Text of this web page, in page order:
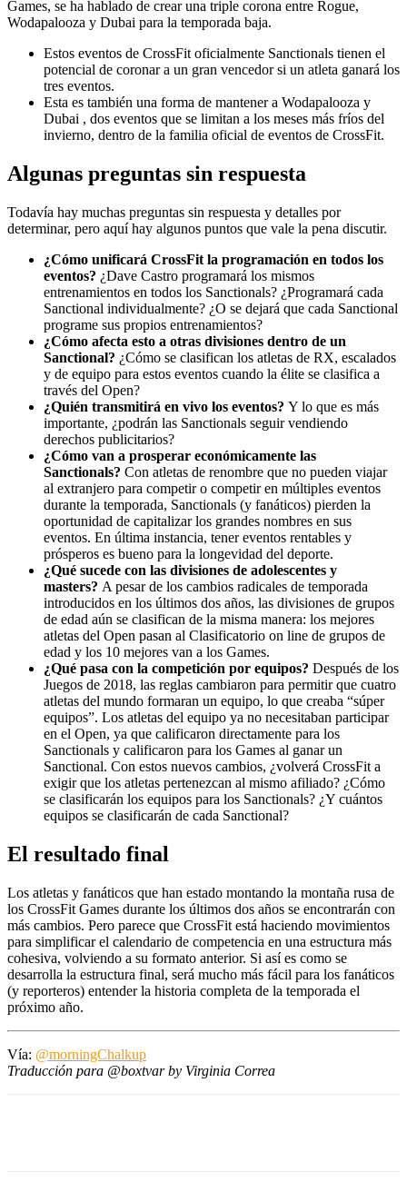
Games, se ha hablado de crear una triple corona entre Rogue,
Wodapalooza y Dubai para la temporada baja.
Estos eventos de CrossFit oficialmente Sanctionals tienen el
potencial de coronar a un gran vencedor si un atleta ganará los
tres eventos.
Esta es también una forma de mantener a Wodapalooza y
Dubai , dos eventos que se limitan a los meses más fríos del
invierno, dentro de la familia oficial de eventos de CrossFit.
Algunas preguntas sin respuesta
Todavía hay muchas preguntas sin respuesta y detalles por
determinar, pero aquí hay algunos puntos que vale la pena discutir.
¿Cómo unificará CrossFit la programación en todos los
eventos? ¿Dave Castro programará los mismos
entrenamientos en todos los Sanctionals? ¿Programará cada
Sanctional individualmente? ¿O se dejará que cada Sanctional
programe sus propios entrenamientos?
¿Cómo afecta esto a otras divisiones dentro de un
Sanctional? ¿Cómo se clasifican los atletas de RX, escalados
y de equipo para estos eventos cuando la élite se clasifica a
través del Open?
¿Quién transmitirá en vivo los eventos? Y lo que es más
importante, ¿podrán las Sanctionals seguir vendiendo
derechos publicitarios?
¿Cómo van a prosperar económicamente las
Sanctionals? Con atletas de renombre que no pueden viajar
al extranjero para competir o competir en múltiples eventos
durante la temporada, Sanctionals (y fanáticos) pierden la
oportunidad de capitalizar los grandes nombres en sus
eventos. En última instancia, tener eventos rentables y
prósperos es bueno para la longevidad del deporte.
¿Qué sucede con las divisiones de adolescentes y
masters? A pesar de los cambios radicales de temporada
introducidos en los últimos dos años, las divisiones de grupos
de edad aún se clasifican de la misma manera: los mejores
atletas del Open pasan al Clasificatorio on line de grupos de
edad y los 10 mejores van a los Games.
¿Qué pasa con la competición por equipos? Después de los
Juegos de 2018, las reglas cambiaron para permitir que cuatro
atletas del mundo formaran un equipo, lo que creaba “súper
equipos”. Los atletas del equipo ya no necesitaban participar
en el Open, ya que calificaron directamente para los
Sanctionals y calificaron para los Games al ganar un
Sanctional. Con estos nuevos cambios, ¿volverá CrossFit a
exigir que los atletas pertenezcan al mismo afiliado? ¿Cómo
se clasificarán los equipos para los Sanctionals? ¿Y cuántos
equipos se clasificarán de cada Sanctional?
El resultado final
Los atletas y fanáticos que han estado montando la montaña rusa de
los CrossFit Games durante los últimos dos años se encontrarán con
más cambios. Pero parece que CrossFit está haciendo movimientos
para simplificar el calendario de competencia en una estructura más
cohesiva, volviendo a su formato anterior. Si así es como se
desarrolla la estructura final, será mucho más fácil para los fanáticos
(y reporteros) entender la historia completa de la temporada el
próximo año.
Vía: @morningChalkup
Traducción para @boxtvar by Virginia Correa